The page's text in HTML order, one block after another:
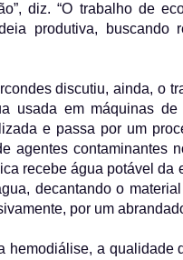
diz. “O trabalho de
produtiva,
discutiu, ainda, o
usada em máquinas
e passa por um
agentes contaminantes
recebe água potável
decantando o
por um
hemodiálise, a qualidade